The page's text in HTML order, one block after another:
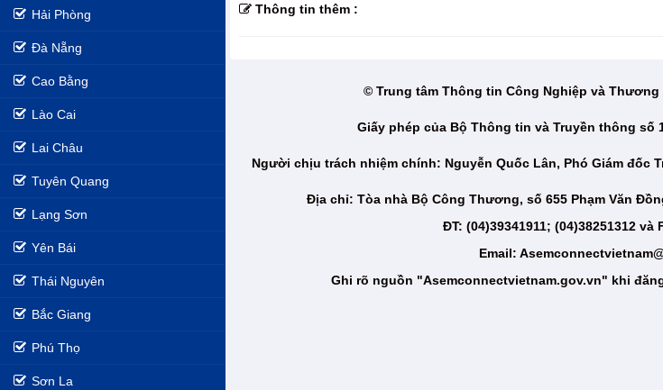
Hải Phòng
Đà Nẵng
Cao Bằng
Lào Cai
Lai Châu
Tuyên Quang
Lạng Sơn
Yên Bái
Thái Nguyên
Bắc Giang
Phú Thọ
Sơn La
Thông tin thêm :
© Trung tâm Thông tin Công Nghiệp và Thương
Giấy phép của Bộ Thông tin và Truyền thông số
Người chịu trách nhiệm chính: Nguyễn Quốc Lân, Phó Giám đốc
Địa chỉ: Tòa nhà Bộ Công Thương, số 655 Phạm Văn
ĐT: (04)39341911; (04)38251312 và
Email:
Ghi rõ nguồn "Asemconnectvietnam.gov.vn" khi